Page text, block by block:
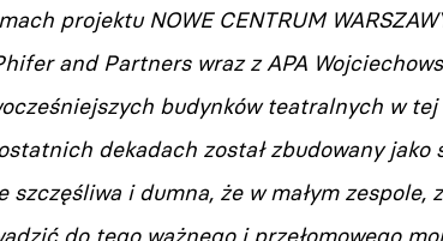
projektu NOWE CENTRUM
and Partners wraz z APA
budynków teatralnych w
dekadach został zbudowany
szczęśliwa i dumna, że w małym